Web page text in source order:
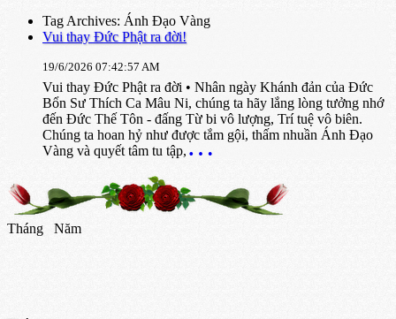
Tag Archives: Ánh Đạo Vàng
Vui thay Đức Phật ra đời!
19/6/2026 07:42:57 AM
Vui thay Đức Phật ra đời • Nhân ngày Khánh đản của Đức
Bổn Sư Thích Ca Mâu Ni, chúng ta hãy lắng lòng tưởng nhớ
đến Đức Thế Tôn - đấng Từ bi vô lượng, Trí tuệ vô biên.
Chúng ta hoan hỷ như được tắm gội, thấm nhuần Ánh Đạo
Vàng và quyết tâm tu tập,
Tháng Năm